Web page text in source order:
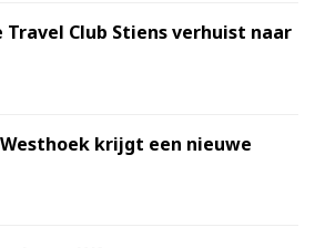
Travel Club Stiens verhuist naar
krijgt een nieuwe